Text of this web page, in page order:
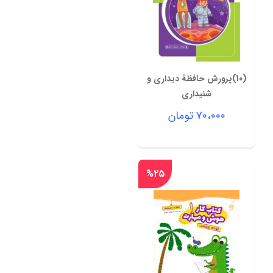
(10)پرورش حافظۀ دیداری و
شنیداری
۷۰،۰۰۰تومان
%۲۵